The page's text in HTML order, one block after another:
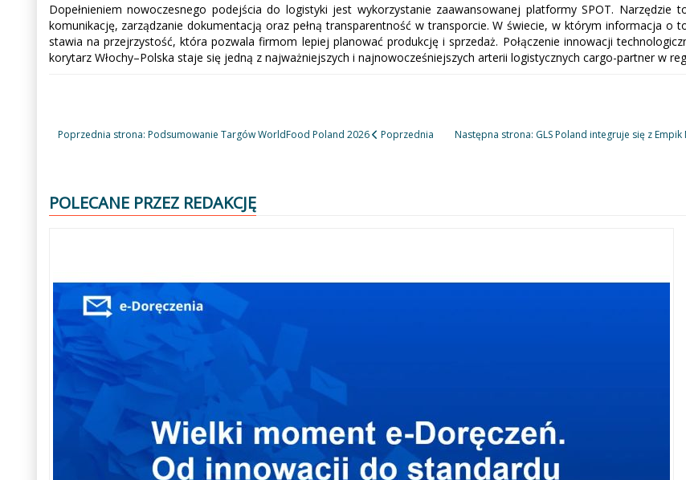
Dopełnieniem nowoczesnego podejścia do logistyki jest wykorzystanie zaawansowanej platformy SPOT.
komunikację, zarządzanie dokumentacją oraz pełną transparentność w transporcie. W świecie, w którym informacja
stawia na przejrzystość, która pozwala firmom lepiej planować produkcję i sprzedaż. Połączenie innowacji
korytarz Włochy–Polska staje się jedną z najważniejszych i najnowocześniejszych arterii logistycznych cargo-partner w
Poprzednia strona: Podsumowanie Targów WorldFood Poland 2026 Poprzednia Następna strona: GLS Poland integruje się z Empik
POLECANE PRZEZ REDAKCJĘ
Poprzedni
Następny